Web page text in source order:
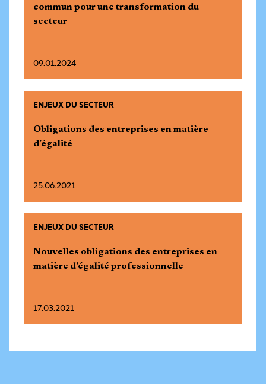
commun pour une transformation du
secteur
09.01.2024
ENJEUX DU SECTEUR
Obligations des entreprises en matière
d’égalité
25.06.2021
ENJEUX DU SECTEUR
Nouvelles obligations des entreprises en
matière d’égalité professionnelle
17.03.2021